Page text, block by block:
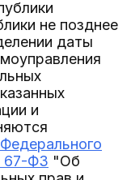
не позднее
даты
и
67-ФЗ "Об